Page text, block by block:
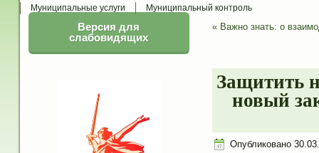
Муниципальные услуги
Муниципальный контроль
Версия для
слабовидящих
« Важно знать: о
Защитить
новый
Опубликовано